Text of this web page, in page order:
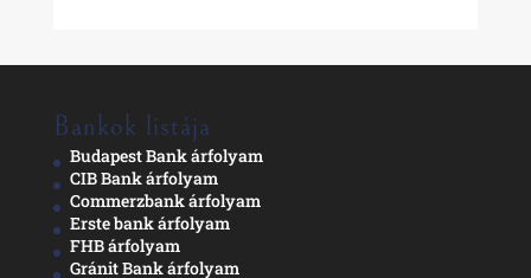
Bankok listája
Budapest Bank árfolyam
CIB Bank árfolyam
Commerzbank árfolyam
Erste bank árfolyam
FHB árfolyam
Gránit Bank árfolyam